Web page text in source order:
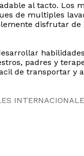
al tacto. Los
de multiples
disfrutar
padres y
de transportar y